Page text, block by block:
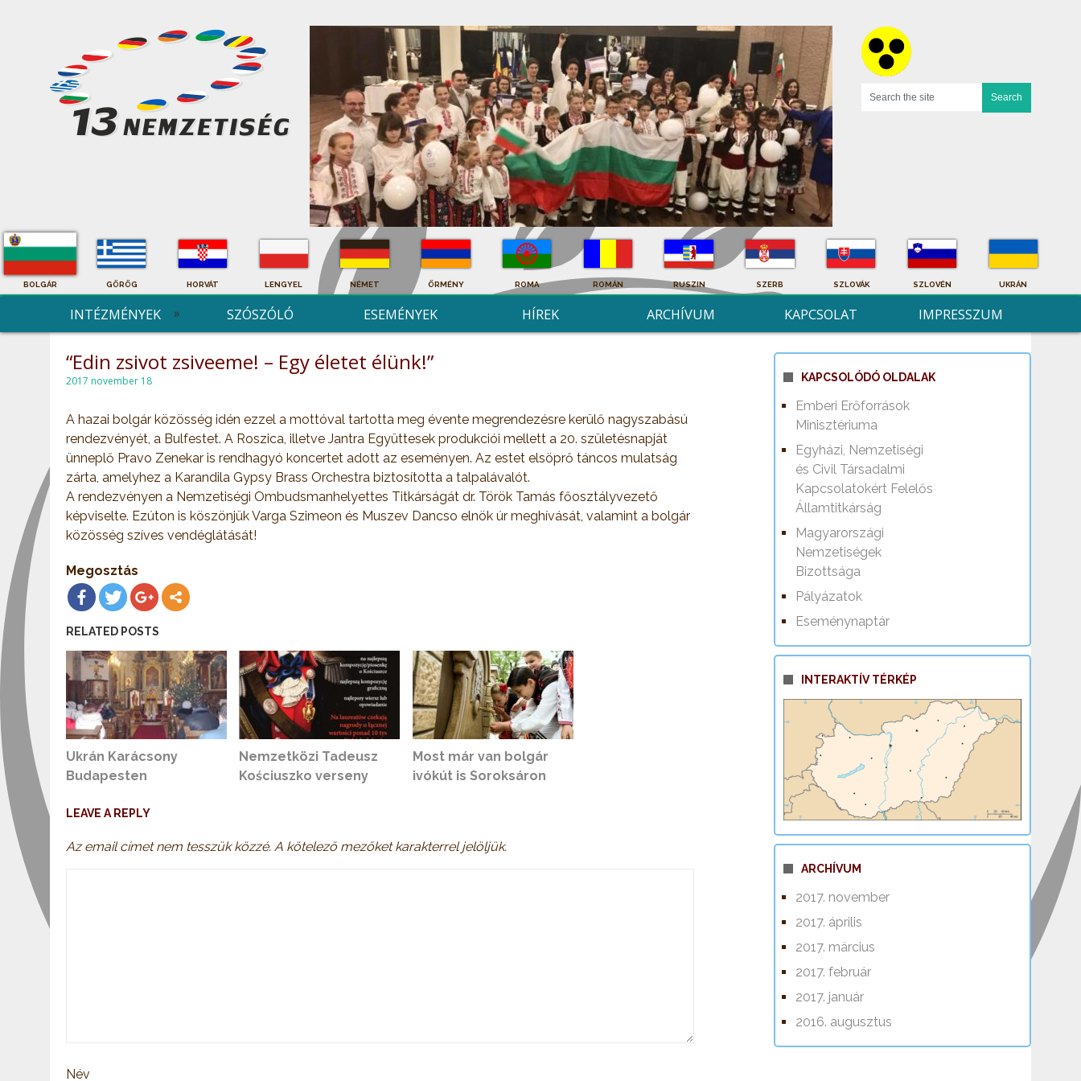
BOLGÁR GÖRÖG HORVÁT LENGYEL NÉMET ÖRMÉNY ROMA ROMÁN RUSZIN SZERB SZLOVÁK SZLOVÉN UKRÁN
INTÉZMÉNYEK SZÓSZÓLÓ ESEMÉNYEK HÍREK ARCHÍVUM KAPCSOLAT IMPRESSZUM
“Edin zsivot zsiveeme! – Egy életet élünk!”
2017 november 18
A hazai bolgár közösség idén ezzel a mottóval tartotta meg évente megrendezésre kerülő nagyszabású
rendezvényét, a Bulfestet. A Roszica, illetve Jantra Együttesek produkciói mellett a 20. születésnapját
ünneplő Pravo Zenekar is rendhagyó koncertet adott az eseményen. Az estet elsöprő táncos mulatság
zárta, amelyhez a Karandila Gypsy Brass Orchestra biztosította a talpalávalót.
A rendezvényen a Nemzetiségi Ombudsmanhelyettes Titkárságát dr. Török Tamás főosztályvezető
képviselte. Ezúton is köszönjük Varga Szimeon és Muszev Dancso elnök úr meghívását, valamint a bolgár
közösség szíves vendéglátását!
Megosztás
RELATED POSTS
Ukrán Karácsony
Budapesten
Nemzetközi Tadeusz
Kościuszko verseny
Most már van bolgár
ivókút is Soroksáron
LEAVE A REPLY
Az email címet nem tesszük közzé.A kötelező mezőketkarakterrel jelöljük.
Név
KAPCSOLÓDÓ OLDALAK
Emberi Erőforrások
Minisztériuma
Egyházi, Nemzetiségi
és Civil Társadalmi
Kapcsolatokért Felelős
Államtitkárság
Magyarországi
Nemzetiségek
Bizottsága
Pályázatok
Eseménynaptár
INTERAKTÍV TÉRKÉP
ARCHÍVUM
2017. november
2017. április
2017. március
2017. február
2017. január
2016. augusztus